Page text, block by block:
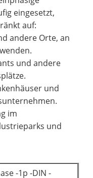
eingesetzt,
auf:
andere Orte, an
und andere
und
im
und
-1p -DIN -